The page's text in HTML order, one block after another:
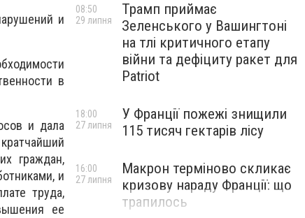
и
в
и дала
граждан,
и
труда,
ее
Трамп приймає
Зеленського у Вашингтоні
на тлі критичного етапу
війни та дефіциту ракет для
Patriot
08:50
29 липня
У Франції пожежі знищили
115 тисяч гектарів лісу
18:00
27 липня
Макрон терміново скликає
кризову нараду Франції: що
трапилось
16:00
27 липня